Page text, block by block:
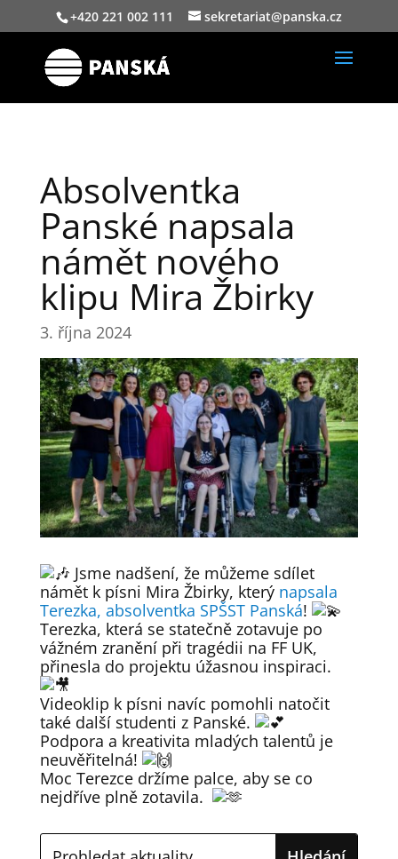
+420 221 002 111 sekretariat@panska.cz
Absolventka
Panské napsala
námět nového
klipu Mira Žbirky
3. října 2024
Jsme nadšení, že můžeme sdílet
námět k písni Mira Žbirky, který napsala
Terezka, absolventka SPŠST Panská!
Terezka, která se statečně zotavuje po
vážném zranění při tragédii na FF UK,
přinesla do projektu úžasnou inspiraci.
Videoklip k písni navíc pomohli natočit
také další studenti z Panské.
Podpora a kreativita mladých talentů je
neuvěřitelná!
Moc Terezce držíme palce, aby se co
nejdříve plně zotavila.